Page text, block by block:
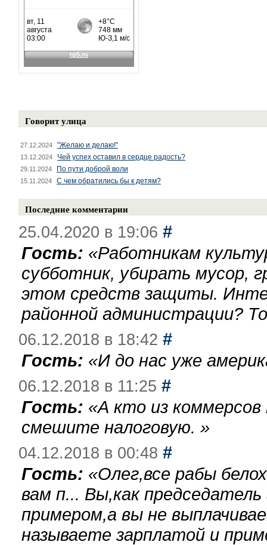
Говорит улица
27.12.2024 "Желаю и делаю!"
13.12.2024 Чей успех оставил в сердце радость?
29.11.2024 По пути доброй воли
15.11.2024 С чем обратились бы к детям?
Последние комментарии
25.04.2020 в 19:06 #
Гость: «Работникам
субботник, убирать мусор,
этом средств защиты.
районной администрации?
06.12.2018 в 18:42 #
Гость: «И до нас уже
06.12.2018 в 11:25 #
Гость: «А кто из
смешите налоговую. »
04.12.2018 в 00:48 #
Гость: «Олег,все рабы
вам п... Вы,как
примером,а вы не
называете зарплатой и